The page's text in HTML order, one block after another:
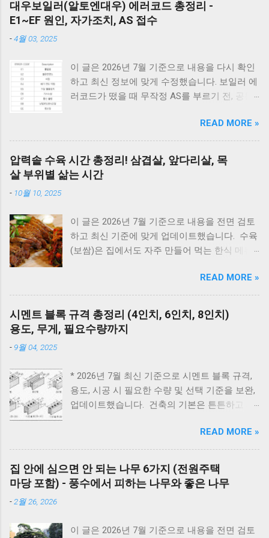
대우보일러(알토엔대우) 에러코드 총정리 -
E1~EF 원인, 자가조치, AS 접수
-4월 03, 2025
이 글은 2026년 7월 기준으로 내용을 다시 확인
하고 최신 정보에 맞게 수정했습니다. 보일러 에
러코드가 떴을 때 무작정 AS를 부르기 전, 공통
밸브가 열려 있는지, 2) 전원 플러그를 뽑았다가
5분 뒤 다시 꽂아보았는지(리셋), 3) 실내 온도
조절기의 설정이 올바른지 확인해보세요. 상세
코드는 아래에서 확인할 수 있습니다. E1부터 EF
까지 모든 대우보일러(알토엔대우) 에러코드의
드 E1~EF 원인과 해결법 (AS 전 자가점검, 수리
비) 🚨 잠깐! AS 부르기 전 이것만은 확인하세
요! 에러코드 E1 - 단수나 동파를 확인하세요.
드 E2 - 가스 밸브가 잠겨있지 않나요? 가스레인
지를 켜서 가스가 공급되는지 먼저 확인하세요.
리셋의 마법 - 코드를 뽑고 5분 뒤 다시 꽂는 것
만으로도 단순 센서 오류의 70%는 해결됩니다.
방법 E1 원인 : 물 부족, 단수, 동파 확인 : 급수밸
브·단수 여부 확인 조치 : 물 보충 후 리셋 ※ 반
복되면 AS 점검 E2 원인 : 불완전 연소, 가스 공
급 이상 확인 : 가스밸브, 가스레인지 작동 여부
조치 : 가스 확인 후 리셋 E3 원인 : 과열(비등) 확
인 : 배기구 이물질 확인 조치 : 막힌 부분 제거
E5 원인 : 이상 불꽃 감지 조치 : 전원 리셋 ※ 계
인 : 통신 불량...
READ MORE »
압력솥 수육 시간 총정리! 삼겹살, 앞다리살, 목
살 부위별 삶는 시간
- 10월 10, 2025
이 글은 2026년 7월 기준으로 내용을 전면 검토
하고 최신 기준에 맞게 업데이트했습니다. 수육
(보쌈)은 집에서도 자주 만들어 먹는 한식 메뉴
때문에 선뜻 도전하지 못하는 분들도 많습니다.
그런데 압력솥 을 사용하면 삶는 시간을 줄이면
서도 고기를 부드럽고 촉촉하게 익힐 수 있습니
다. 압력솥 수육 시간은 돼지고기 부위에 따라
달라집니다. 압력솥의 '추'가가 흔들린 뒤 삼겹살
솥을 사용하면 일반 냄비보다 조리 시간이 훨씬
짧아지면서도 촉촉한 수육과 보쌈을 만들 수 있
습니다. 하지만 부위와 두께에 따라 시간을 조금
는 시간은 물론 압력솥 보쌈 시간, 압력밥솥 수
육, 전기압력밥솥 수육 조리시간, 물의 양과 자
연 김빼기 시간까지 정리해 보았습니다. 바로 아
래 표만 확인해도 내 고기에 맞는 시간을 바로
로 수육을 만드는 가장 큰 이유는 조리 시간이
READ MORE »
시멘트 블록 규격 총정리 (4인치, 6인치, 8인치)
용도, 무게, 필요수량까지
- 9월 04, 2025
* 2026년 7월 최신 기준으로 시멘트 블록 규격,
용도, 시공 시 필요한 수량 및 선택 기준을 보완,
업데이트했습니다. 건축의 기본은 튼튼하고 제
사용되는 시멘트 블록과 조적 벽돌은 건축물의
구조적 안정성과 내구성을 좌우하는 중요 스펙
입니다. 블록의 두께와 규격을 정확히 이해하면
시공 효율을 높이고, 구조적 안전성을 확보할 수
있습니다. 아래는 건축 현장에서 가장 많이 사용
내 1. 시멘트 블록 규격 4인치 : 190 × 390 × 100
READ MORE »
집 안에 심으면 안 되는 나무 6가지 (전원주택
마당 포함) - 풍수에서 피하는 나무와 좋은 나무
- 2월 26, 2026
이 글은 2026년 7월 기준으로 내용을 전면 검토